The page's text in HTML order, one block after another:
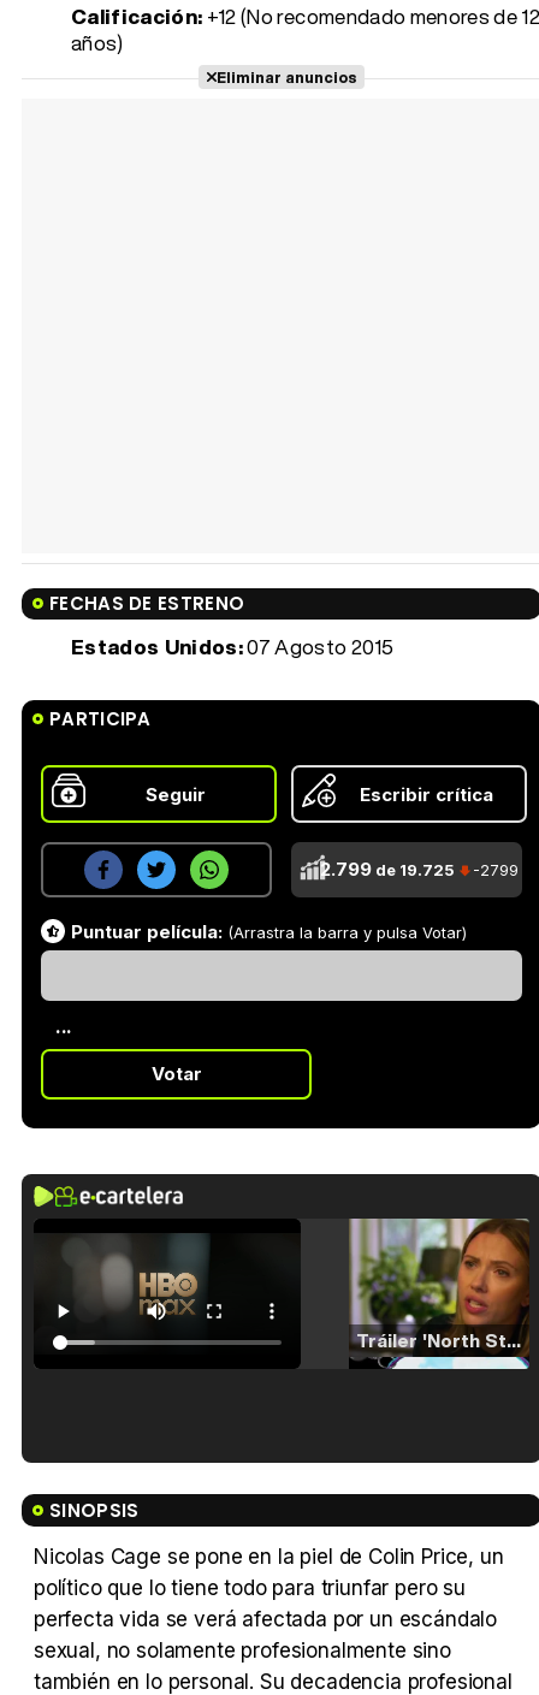
Calificación: +12 (No recomendado menores de 12
años)
Eliminar anuncios
FECHAS DE ESTRENO
Estados Unidos:07 Agosto 2015
PARTICIPA
Seguir Escribir crítica
2.799de 19.725 -2799
Puntuar película: (Arrastra la barra y pulsa Votar)
...
Votar
Tráiler 'North Star' (2023)
SINOPSIS
Nicolas Cage se pone en la piel de Colin Price, un
político que lo tiene todo para triunfar pero su
perfecta vida se verá afectada por un escándalo
sexual, no solamente profesionalmente sino
también en lo personal. Su decadencia profesional